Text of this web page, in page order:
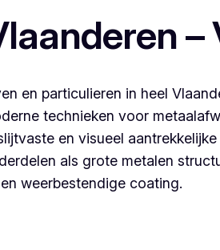
en particulieren in heel
technieken voor
en visueel
als grote metalen
weerbestendige coating.